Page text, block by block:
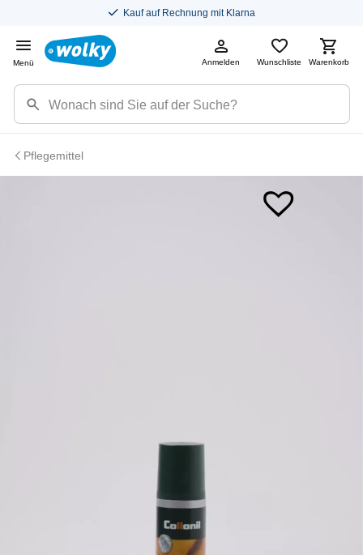
Kauf auf Rechnung mit Klarna
Menü Anmelden Wunschliste Warenkorb
Pflegemittel